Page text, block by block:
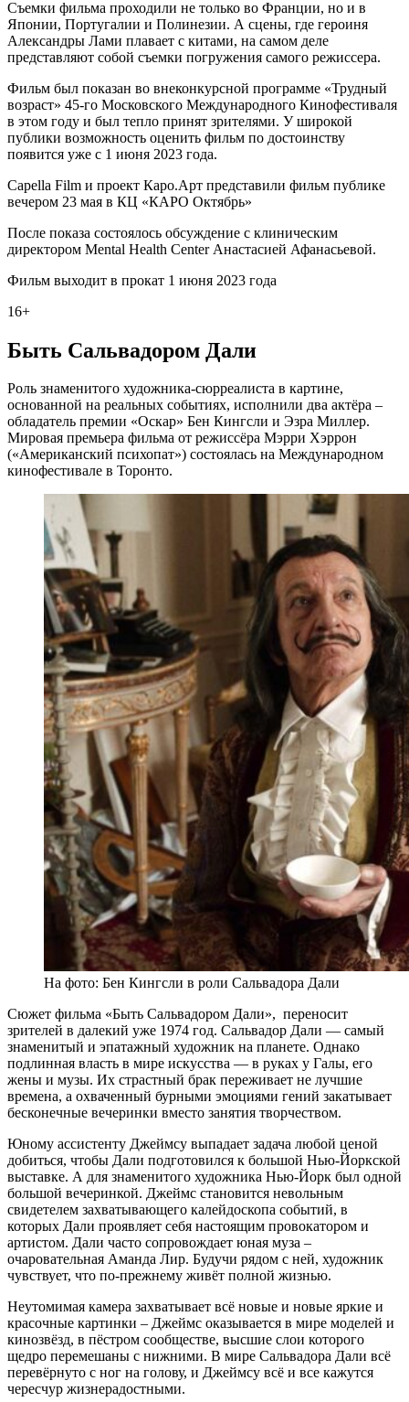
Съемки фильма проходили не только во Франции, но и в
Японии, Португалии и Полинезии. А сцены, где героиня
Александры Лами плавает с китами, на самом деле
представляют собой съемки погружения самого режиссера.
Фильм был показан во внеконкурсной программе «Трудный
возраст» 45-го Московского Международного Кинофестиваля
в этом году и был тепло принят зрителями. У широкой
публики возможность оценить фильм по достоинству
появится уже с 1 июня 2023 года.
Capella Film и проект Каро.Арт представили фильм публике
вечером 23 мая в КЦ «КАРО Октябрь»
После показа состоялось обсуждение с клиническим
директором Mental Health Center Анастасией Афанасьевой.
Фильм выходит в прокат 1 июня 2023 года
16+
Быть Сальвадором Дали
Роль знаменитого художника-сюрреалиста в картине,
основанной на реальных событиях, исполнили два актёра –
обладатель премии «Оскар» Бен Кингсли и Эзра Миллер.
Мировая премьера фильма от режиссёра Мэрри Хэррон
(«Американский психопат») состоялась на Международном
кинофестивале в Торонто.
На фото: Бен Кингсли в роли Сальвадора Дали
Сюжет фильма «Быть Сальвадором Дали», переносит
зрителей в далекий уже 1974 год. Сальвадор Дали — самый
знаменитый и эпатажный художник на планете. Однако
подлинная власть в мире искусства — в руках у Галы, его
жены и музы. Их страстный брак переживает не лучшие
времена, а охваченный бурными эмоциями гений закатывает
бесконечные вечеринки вместо занятия творчеством.
Юному ассистенту Джеймсу выпадает задача любой ценой
добиться, чтобы Дали подготовился к большой Нью-Йоркской
выставке. А для знаменитого художника Нью-Йорк был одной
большой вечеринкой. Джеймс становится невольным
свидетелем захватывающего калейдоскопа событий, в
которых Дали проявляет себя настоящим провокатором и
артистом. Дали часто сопровождает юная муза –
очаровательная Аманда Лир. Будучи рядом с ней, художник
чувствует, что по-прежнему живёт полной жизнью.
Неутомимая камера захватывает всё новые и новые яркие и
красочные картинки – Джеймс оказывается в мире моделей и
кинозвёзд, в пёстром сообществе, высшие слои которого
щедро перемешаны с нижними. В мире Сальвадора Дали всё
перевёрнуто с ног на голову, и Джеймсу всё и все кажутся
чересчур жизнерадостными.